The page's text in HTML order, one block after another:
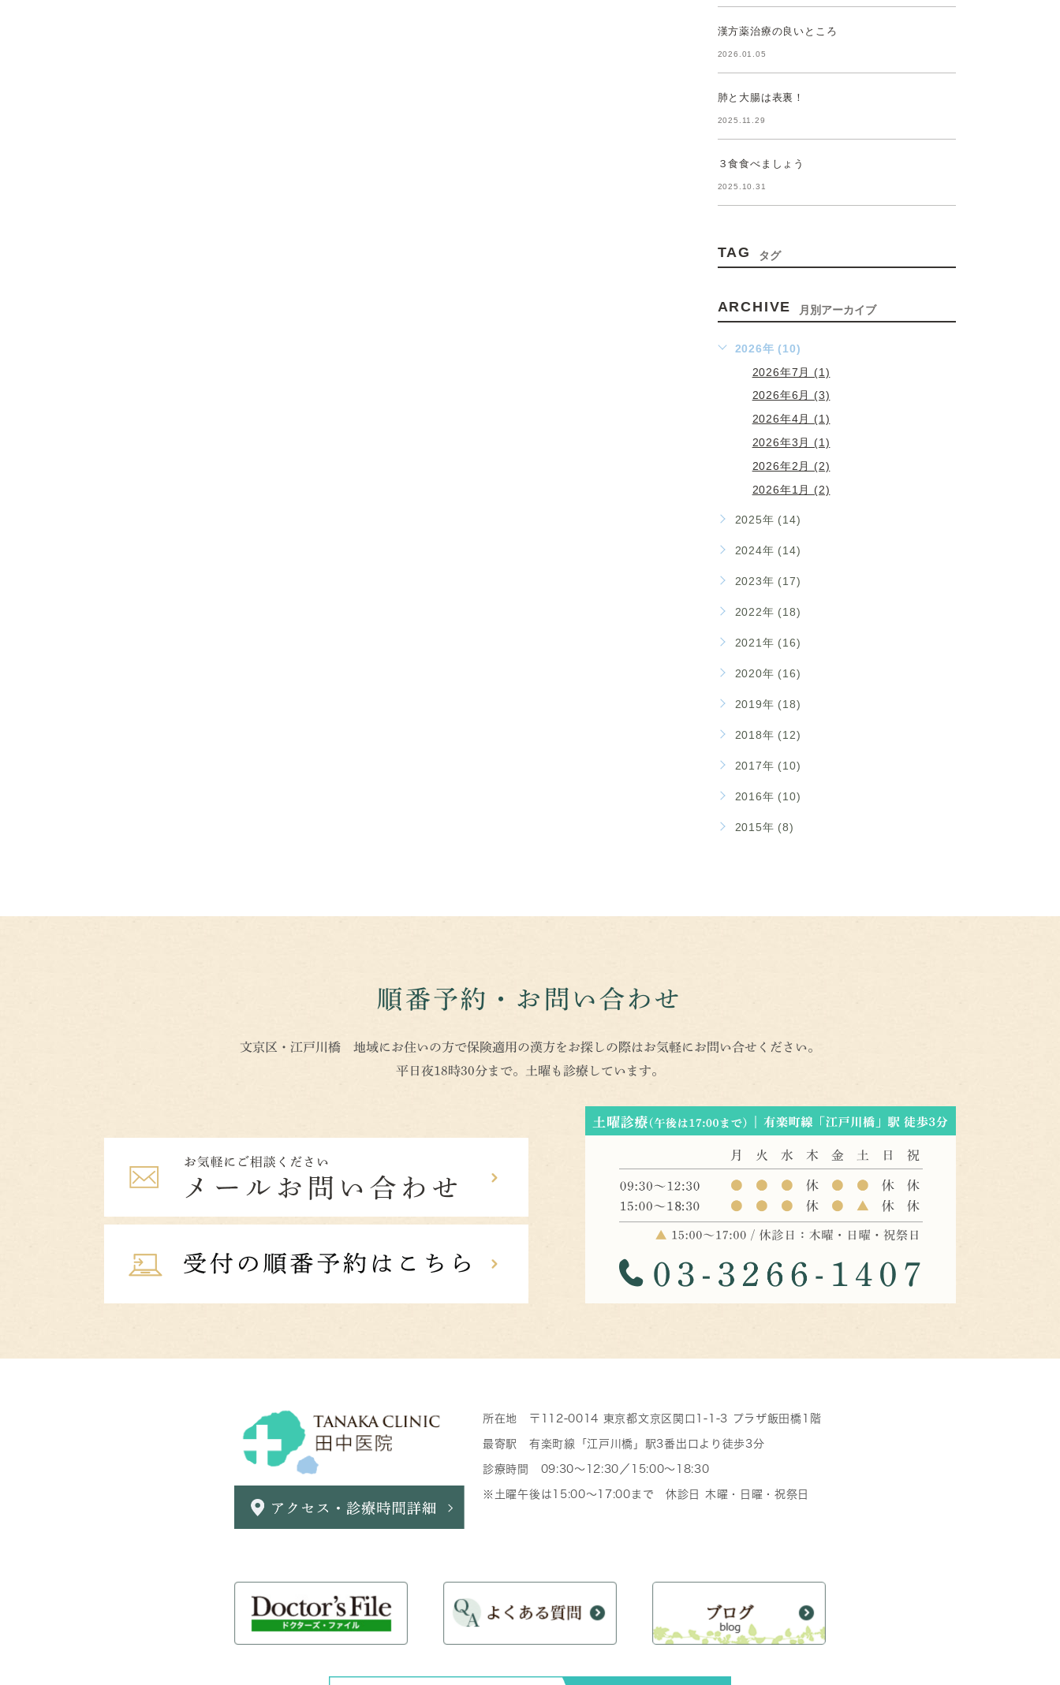
漢方薬治療の良いところ
2026.01.05
肺と大腸は表裏！
2025.11.29
３食食べましょう
2025.10.31
TAG タグ
ARCHIVE 月別アーカイブ
2026年 (10)
2026年7月 (1)
2026年6月 (3)
2026年4月 (1)
2026年3月 (1)
2026年2月 (2)
2026年1月 (2)
2025年 (14)
2024年 (14)
2023年 (17)
2022年 (18)
2021年 (16)
2020年 (16)
2019年 (18)
2018年 (12)
2017年 (10)
2016年 (10)
2015年 (8)
順番予約・お問い合わせ
文京区・江戸川橋 地域にお住いの方で保険適用の漢方をお探しの際はお気軽にお問い合せください。
平日夜18時30分まで。土曜も診療しています。
所在地 〒112-0014 東京都文京区関口1-1-3 プラザ飯田橋1階
最寄駅 有楽町線「江戸川橋」駅3番出口より徒歩3分
診療時間 09:30～12:30／15:00～18:30
※土曜午後は15:00～17:00まで 休診日 木曜・日曜・祝祭日